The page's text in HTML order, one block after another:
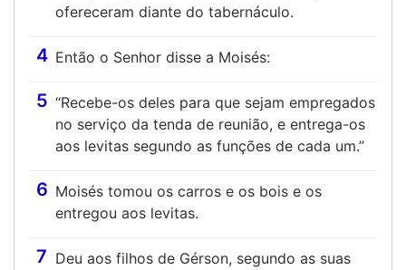
ofereceram diante do tabernáculo.
4 Então o Senhor disse a Moisés:
5 “Recebe-os deles para que sejam empregados
no serviço da tenda de reunião, e entrega-os
aos levitas segundo as funções de cada um.”
6 Moisés tomou os carros e os bois e os
entregou aos levitas.
7 Deu aos filhos de Gérson, segundo as suas